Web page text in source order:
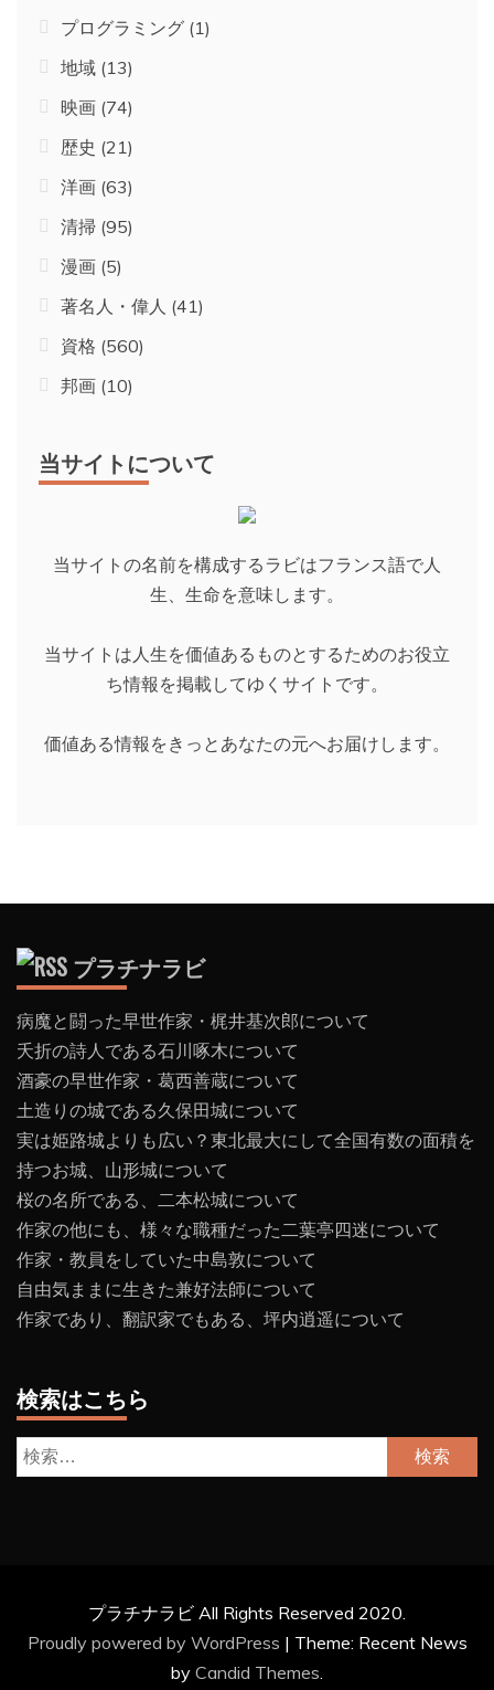
プログラミング (1)
地域 (13)
映画 (74)
歴史 (21)
洋画 (63)
清掃 (95)
漫画 (5)
著名人・偉人 (41)
資格 (560)
邦画 (10)
当サイトについて
当サイトの名前を構成するラビはフランス語で人
生、生命を意味します。
当サイトは人生を価値あるものとするためのお役立
ち情報を掲載してゆくサイトです。
価値ある情報をきっとあなたの元へお届けします。
プラチナラビ
病魔と闘った早世作家・梶井基次郎について
夭折の詩人である石川啄木について
酒豪の早世作家・葛西善蔵について
土造りの城である久保田城について
実は姫路城よりも広い？東北最大にして全国有数の面積を
持つお城、山形城について
桜の名所である、二本松城について
作家の他にも、様々な職種だった二葉亭四迷について
作家・教員をしていた中島敦について
自由気ままに生きた兼好法師について
作家であり、翻訳家でもある、坪内逍遥について
検索はこちら
検
索:
プラチナラビ All Rights Reserved 2020.
Proudly powered by WordPress | Theme: Recent News
by Candid Themes